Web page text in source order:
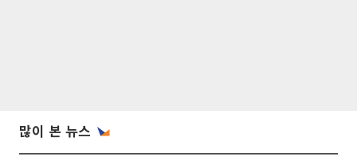
많이 본 뉴스